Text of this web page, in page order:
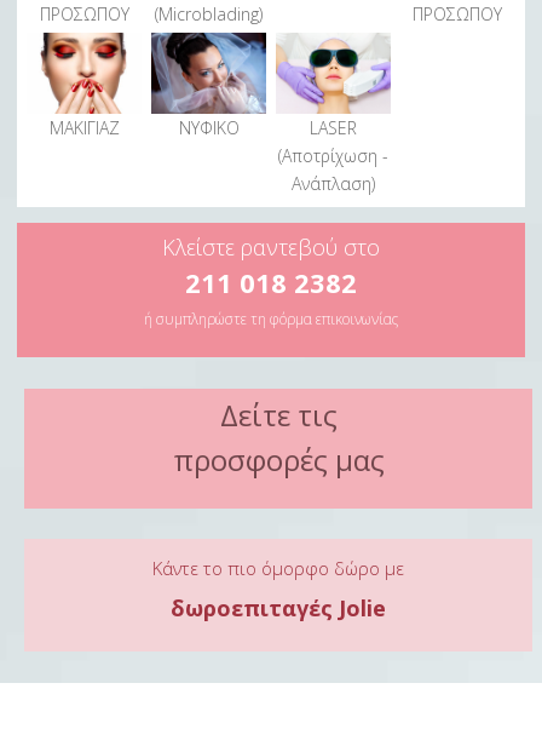
ΠΡΟΣΩΠΟΥ
(Microblading)
ΠΡΟΣΩΠΟΥ
ΜΑΚΙΓΙΑΖ ΝΥΦΙΚΟ
LASER
(Αποτρίχωση -
Ανάπλαση)
Κλείστε ραντεβού στο
211 018 2382
ή συμπληρώστε τη φόρμα επικοινωνίας
Δείτε τις
προσφορές μας
Κάντε το πιο όμορφο δώρο με
δωροεπιταγές Jolie